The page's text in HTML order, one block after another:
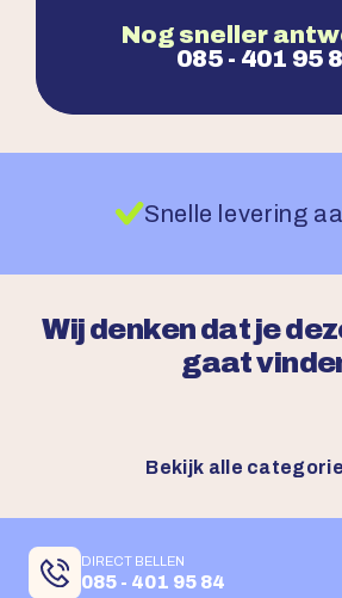
Nog sneller
085 - 401 95
Snelle levering
Wij denken dat je
gaat
Bekijk alle
DIRECT BELLEN
085 - 401 95 84